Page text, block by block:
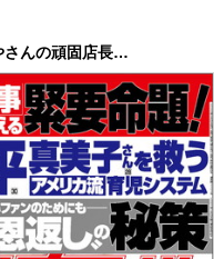
さんの頑固店長…